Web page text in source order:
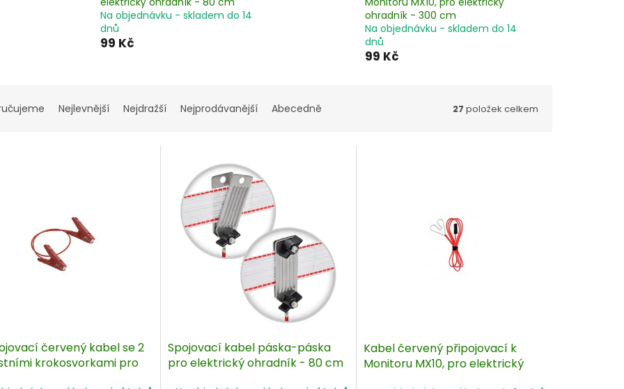
Na objednávku - skladem do 14
dnů
99 Kč
ohradník - 300 cm
Na objednávku - skladem do 14
dnů
99 Kč
Nejlevnější Nejdražší Nejprodávanější Abecedně 27 položek celkem
červený kabel se 2
krokosvorkami pro
Spojovací kabel páska-páska
pro elektrický ohradník - 80 cm
Kabel červený připojovací k
Monitoru MX10, pro elektrický